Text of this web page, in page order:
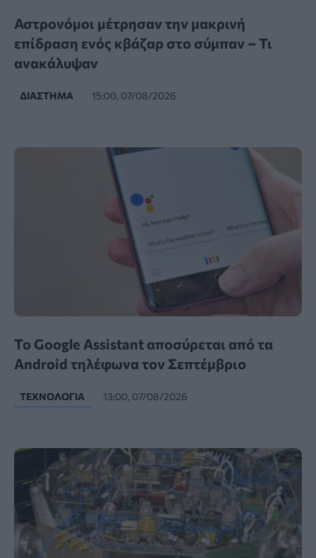
Αστρονόμοι μέτρησαν την μακρινή
επίδραση ενός κβάζαρ στο σύμπαν – Τι
ανακάλυψαν
ΔΙΆΣΤΗΜΑ 15:00, 07/08/2026
Το Google Assistant αποσύρεται από τα
Android τηλέφωνα τον Σεπτέμβριο
ΤΕΧΝΟΛΟΓΊΑ 13:00, 07/08/2026